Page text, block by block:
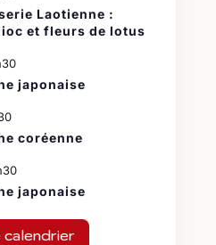
Laotienne :
et fleurs de lotus
japonaise
coréenne
japonaise
calendrier